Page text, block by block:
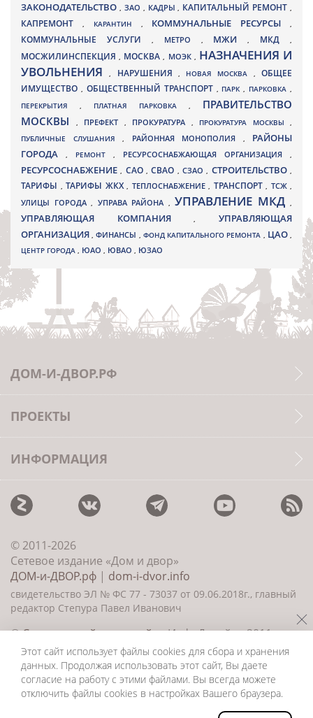
ЗАКОНОДАТЕЛЬСТВО , ЗАО , КАДРЫ, КАПИТАЛЬНЫЙ РЕМОНТ ,
КАПРЕМОНТ , КАРАНТИН , КОММУНАЛЬНЫЕ РЕСУРСЫ,
КОММУНАЛЬНЫЕ УСЛУГИ , МЕТРО , МЖИ, МКД ,
МОСЖИЛИНСПЕКЦИЯ, МОСКВА , МОЭК , НАЗНАЧЕНИЯ И
УВОЛЬНЕНИЯ, НАРУШЕНИЯ , НОВАЯ МОСКВА ,ОБЩЕЕ
ИМУЩЕСТВО , ОБЩЕСТВЕННЫЙ ТРАНСПОРТ , ПАРК, ПАРКОВКА ,
ПЕРЕКРЫТИЯ , ПЛАТНАЯ ПАРКОВКА , ПРАВИТЕЛЬСТВО
МОСКВЫ
, ПРЕФЕКТ , ПРОКУРАТУРА , ПРОКУРАТУРА МОСКВЫ ,
ПУБЛИЧНЫЕ СЛУШАНИЯ , РАЙОННАЯ МОНОПОЛИЯ , РАЙОНЫ
ГОРОДА
, РЕМОНТ , РЕСУРСОСНАБЖАЮЩАЯ ОРГАНИЗАЦИЯ ,
РЕСУРСОСНАБЖЕНИЕ, САО,СВАО ,СЗАО, СТРОИТЕЛЬСТВО,
ТАРИФЫ , ТАРИФЫ ЖКХ , ТЕПЛОСНАБЖЕНИЕ , ТРАНСПОРТ , ТСЖ ,
УЛИЦЫ ГОРОДА , УПРАВА РАЙОНА , УПРАВЛЕНИЕ МКД ,
УПРАВЛЯЮЩАЯ КОМПАНИЯ,УПРАВЛЯЮЩАЯ
ОРГАНИЗАЦИЯ,ФИНАНСЫ , ФОНД КАПИТАЛЬНОГО РЕМОНТА , ЦАО,
ЦЕНТР ГОРОДА , ЮАО , ЮВАО , ЮЗАО
ДОМ-И-ДВОР.РФ
ПРОЕКТЫ
ИНФОРМАЦИЯ
© 2011-2026
Сетевое издание «Дом и двор»
ДОМ-и-ДВОР.рф | dom-i-dvor.info
свидетельство ЭЛ № ФС 77 - 73037 от 09.06.2018г., главный
редактор Степура Павел Иванович
©Создание сайта и дизайн«ИнфоДизайн» 2011—
2026
Этот сайт использует файлы cookies для сбора и хранения
данных. Продолжая использовать этот сайт, Вы даете
согласие на работу с этими файлами. Вы всегда можете
отключить файлы cookies в настройках Вашего браузера.